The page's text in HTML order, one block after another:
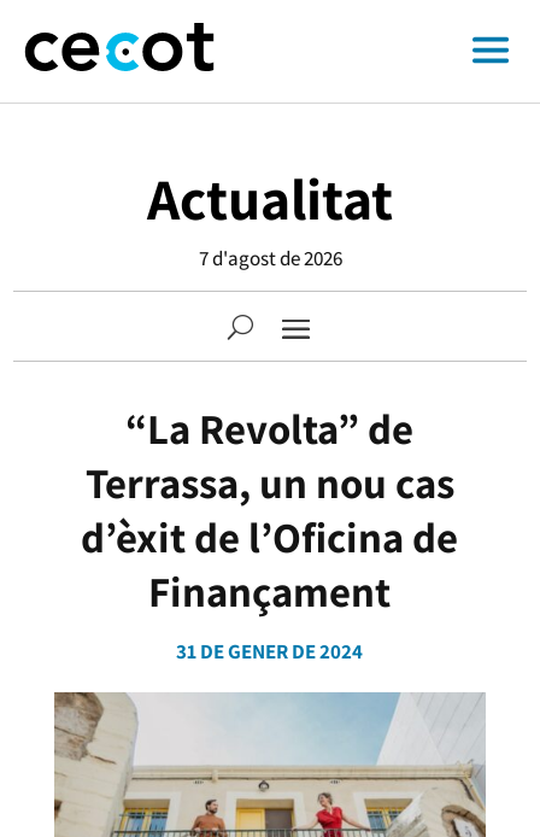
Actualitat
7 d'agost de 2026
“La Revolta” de
Terrassa, un nou cas
d’èxit de l’Oficina de
Finançament
31 DE GENER DE 2024